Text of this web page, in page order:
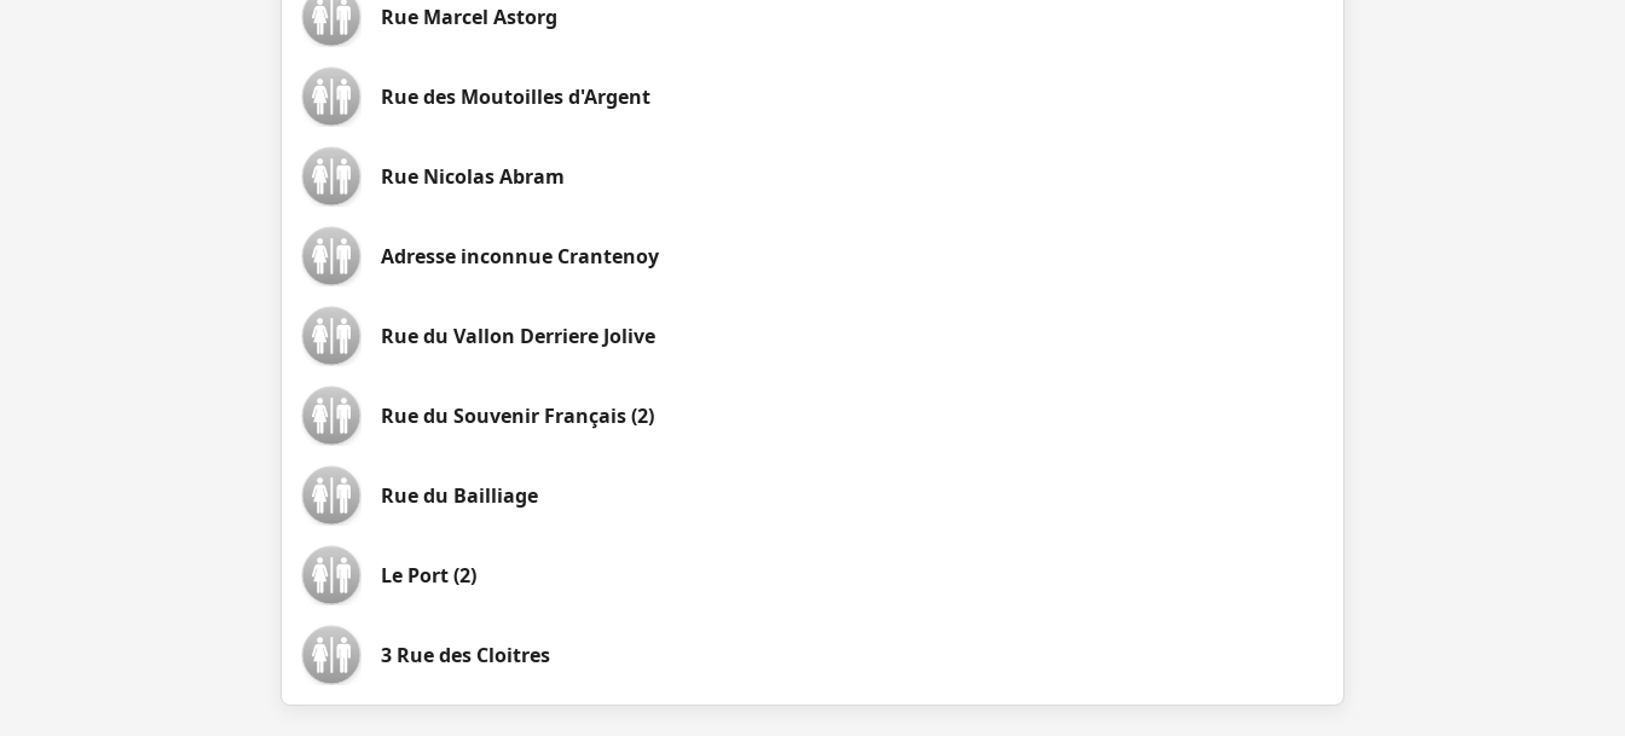
Rue Marcel Astorg
Rue des Moutoilles d'Argent
Rue Nicolas Abram
Adresse inconnue Crantenoy
Rue du Vallon Derriere Jolive
Rue du Souvenir Français (2)
Rue du Bailliage
Le Port (2)
3 Rue des Cloitres